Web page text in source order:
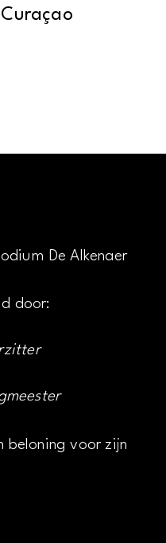
De Alkenaer
door:
beloning voor zijn